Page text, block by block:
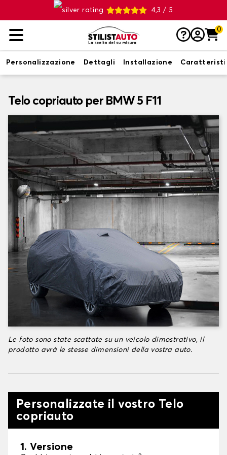
4,3 / 5
0
Personalizzazione Dettagli Installazione
Telo copriauto per BMW 5 F11
Le foto sono state scattate su un veicolo dimostrativo, il
prodotto avrà le stesse dimensioni della vostra auto.
Personalizzate il vostro Telo
copriauto
1. Versione